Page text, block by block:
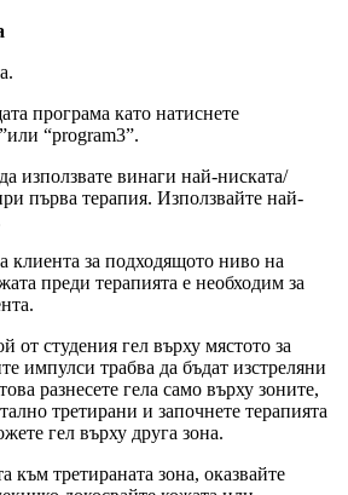
програма като натиснете
“program3”.
използвате винаги най-ниската/
първа терапия. Използвайте най-
клиента за подходящото ниво на
преди терапията е необходим за
от студения гел върху мястото за
импулси трабва да бъдат изстреляни
разнесете гела само върху зоните,
третирани и започнете терапията
гел върху друга зона.
към третираната зона, оказвайте